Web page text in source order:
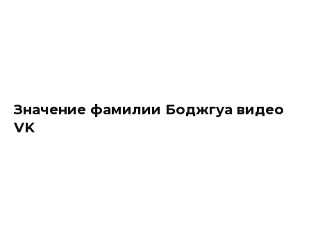
Значение фамилии Боджгуа видео
VK